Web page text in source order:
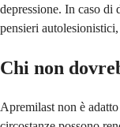
depressione. In caso di
pensieri
Chi non
Apremilast non è